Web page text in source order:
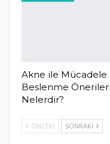
Akne ile Mücadele
Beslenme Önerileri
Nelerdir?
ÖNCEKI SONRAKI